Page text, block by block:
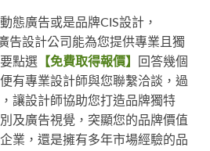
態廣告或是品牌CIS設計，
告設計公司能為您提供專業且獨
點選 【免費取得報價】
回答幾個
有專業設計師與您聯繫洽談，過
讓設計師協助您打造品牌獨特
及廣告視覺，突顯您的品牌價值
業，還是擁有多年市場經驗的品